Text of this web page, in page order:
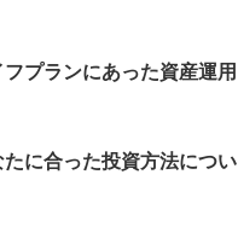
プランにあった資産運用
に合った投資方法につい